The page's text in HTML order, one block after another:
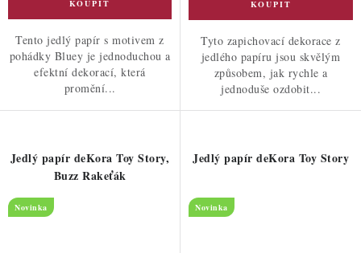
Tento jedlý papír s motivem z
pohádky Bluey je jednoduchou a
efektní dekorací, která
promění...
Tyto zapichovací dekorace z
jedlého papíru jsou skvělým
způsobem, jak rychle a
jednoduše ozdobit...
Jedlý papír deKora Toy Story,
Buzz Rakeťák
Novinka
Jedlý papír deKora Toy Story
Novinka